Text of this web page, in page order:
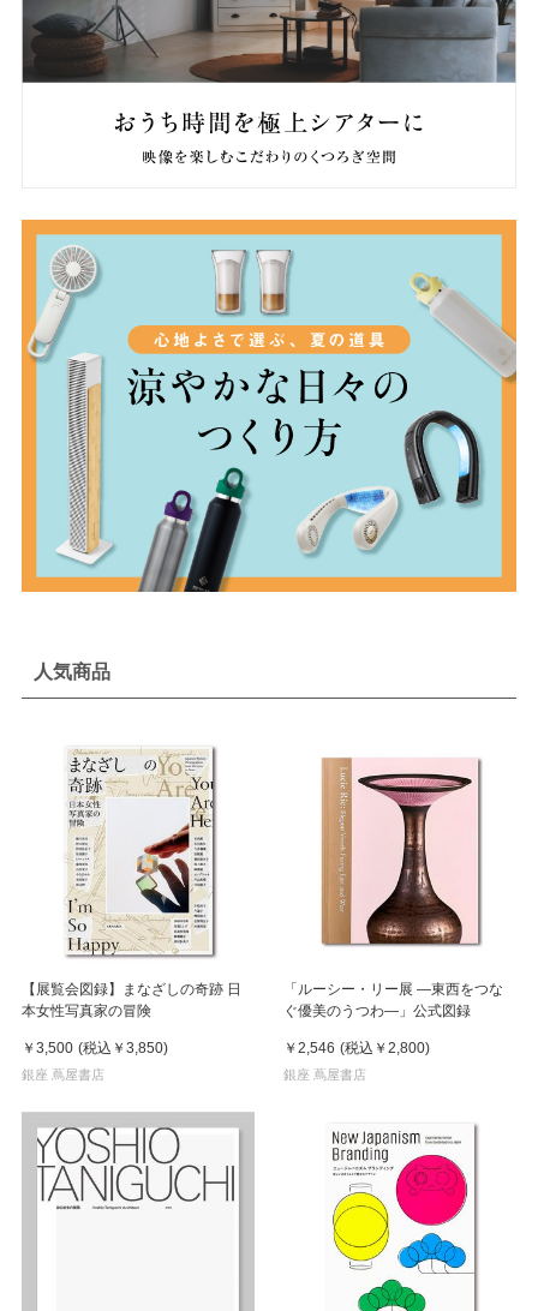
人気商品
【展覧会図録】まなざしの奇跡 日
本女性写真家の冒険
￥3,500 (税込 ￥3,850)
銀座 蔦屋書店
「ルーシー・リー展 ―東西をつな
ぐ優美のうつわ―」公式図録
￥2,546 (税込 ￥2,800)
銀座 蔦屋書店